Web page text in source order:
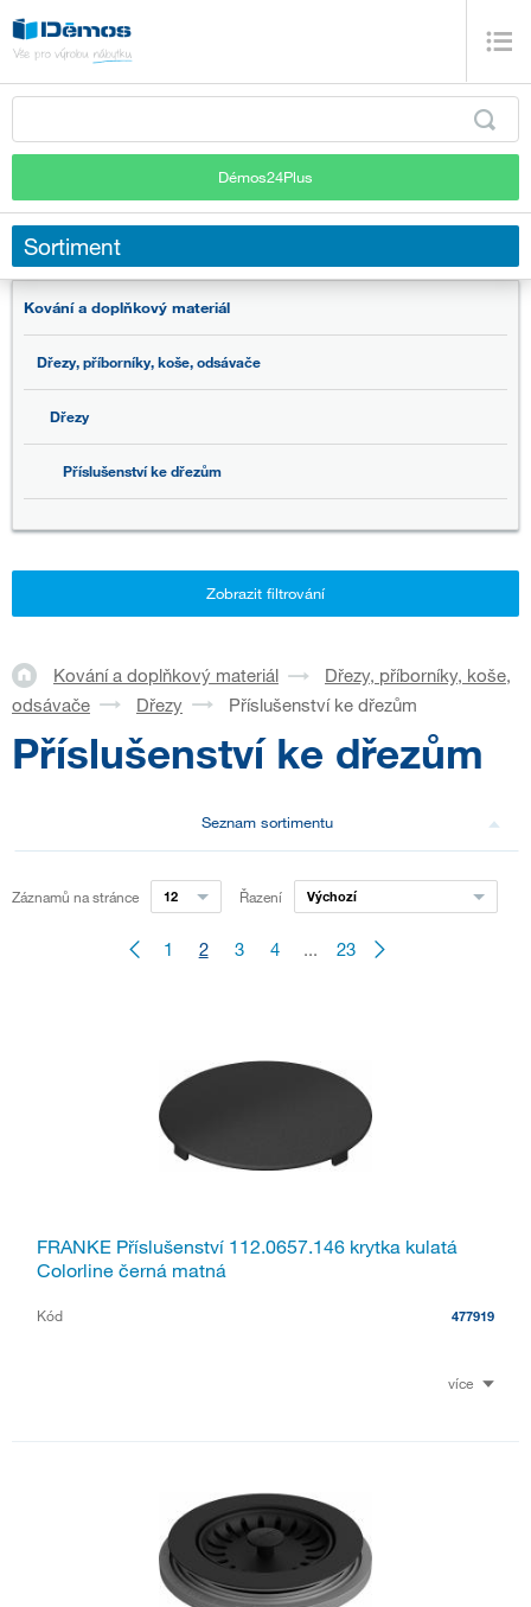
Démos24Plus
Sortiment
Kování a doplňkový materiál
Dřezy, příborníky, koše, odsávače
Dřezy
Příslušenství ke dřezům
Zobrazit filtrování
Kování a doplňkový materiál
Dřezy, příborníky, koše,
odsávače
Dřezy Příslušenství ke dřezům
Příslušenství ke dřezům
Seznam sortimentu
Záznamů na stránce 12 Řazení Výchozí
1 2 3 4 ... 23
FRANKE Příslušenství 112.0657.146 krytka kulatá
Colorline černá matná
Kód 477919
více